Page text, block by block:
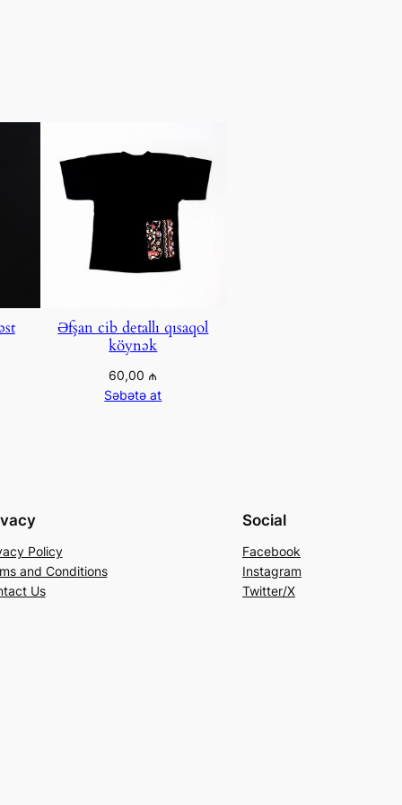
Əfşan cib detallı qısaqol
köynək
60,00 ₼
Səbətə at
Policy
and Conditions
Us
Social
Facebook
Instagram
Twitter/X